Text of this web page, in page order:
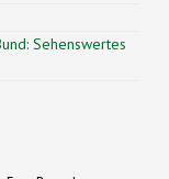
Sehenswertes